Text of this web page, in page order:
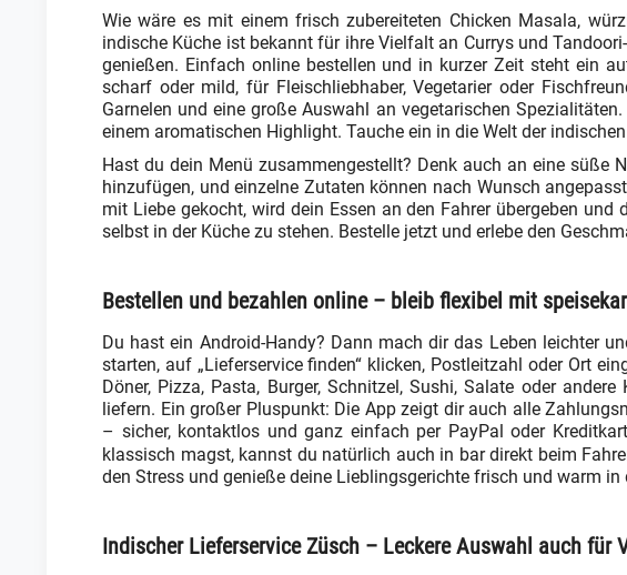
Wie wäre es mit einem frisch zubereiteten Chicken Masala,
indische Küche ist bekannt für ihre Vielfalt an Currys und
genießen. Einfach online bestellen und in kurzer Zeit steht ein
scharf oder mild, für Fleischliebhaber, Vegetarier oder
Garnelen und eine große Auswahl an vegetarischen
einem aromatischen Highlight. Tauche ein in die Welt der
Hast du dein Menü zusammengestellt? Denk auch an eine süße
hinzufügen, und einzelne Zutaten können nach Wunsch
mit Liebe gekocht, wird dein Essen an den Fahrer übergeben
selbst in der Küche zu stehen. Bestelle jetzt und erlebe den
Bestellen und bezahlen online – bleib flexibel mit
Du hast ein Android-Handy? Dann mach dir das Leben leichter
starten, auf „Lieferservice finden“ klicken, Postleitzahl oder Ort
Döner, Pizza, Pasta, Burger, Schnitzel, Sushi, Salate oder
liefern. Ein großer Pluspunkt: Die App zeigt dir auch alle
– sicher, kontaktlos und ganz einfach per PayPal oder
klassisch magst, kannst du natürlich auch in bar direkt beim
den Stress und genieße deine Lieblingsgerichte frisch und warm
Indischer Lieferservice Züsch – Leckere Auswahl auch für